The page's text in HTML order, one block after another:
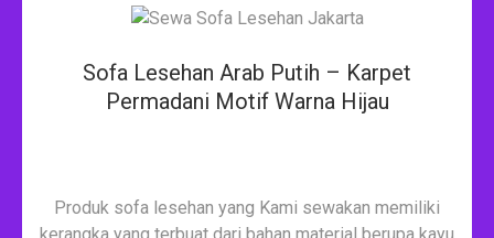
Sofa Lesehan Arab Putih – Karpet
Permadani Motif Warna Hijau
Produk sofa lesehan yang Kami sewakan memiliki